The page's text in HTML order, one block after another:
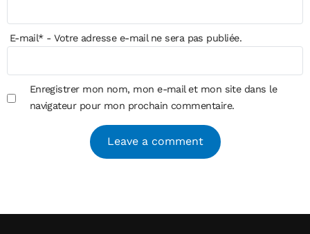
E-mail*- Votre adresse e-mail ne sera pas publiée.
Enregistrer mon nom, mon e-mail et mon site dans le
navigateur pour mon prochain commentaire.